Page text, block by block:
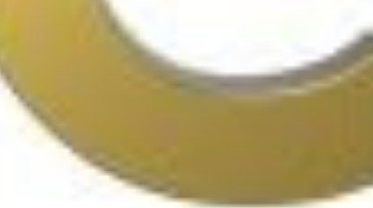
BAMBOU
EN
peut-
QUELLE TERRASSE
VIEILLIT LE MIEUX ?
127 vues
Le choix du matériau
investissement que l’on
espère profiter
profitable à...
DE VIE
147 vues
terrasse
et les